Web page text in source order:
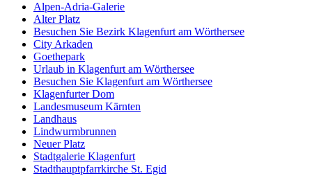
Alpen-Adria-Galerie
Alter Platz
Besuchen Sie Bezirk Klagenfurt am Wörthersee
City Arkaden
Goethepark
Urlaub in Klagenfurt am Wörthersee
Besuchen Sie Klagenfurt am Wörthersee
Klagenfurter Dom
Landesmuseum Kärnten
Landhaus
Lindwurmbrunnen
Neuer Platz
Stadtgalerie Klagenfurt
Stadthauptpfarrkirche St. Egid